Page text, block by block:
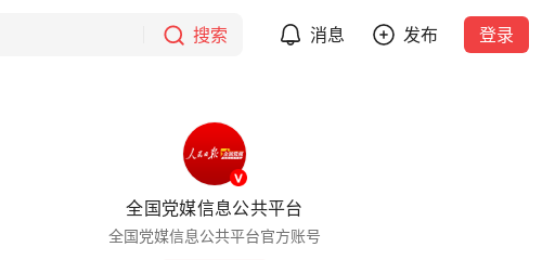
搜索 消息 发布 登录
全国党媒信息公共平台
全国党媒信息公共平台官方账号